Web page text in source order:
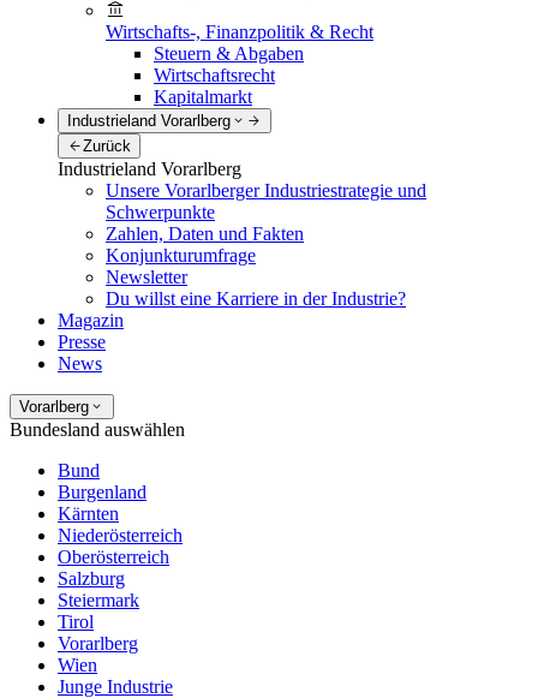
Wirtschafts-, Finanzpolitik & Recht
Steuern & Abgaben
Wirtschaftsrecht
Kapitalmarkt
Industrieland Vorarlberg
Zurück
Industrieland Vorarlberg
Unsere Vorarlberger Industriestrategie und
Schwerpunkte
Zahlen, Daten und Fakten
Konjunkturumfrage
Newsletter
Du willst eine Karriere in der Industrie?
Magazin
Presse
News
Vorarlberg
Bundesland auswählen
Bund
Burgenland
Kärnten
Niederösterreich
Oberösterreich
Salzburg
Steiermark
Tirol
Vorarlberg
Wien
Junge Industrie